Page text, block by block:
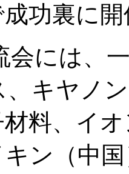
功裏に
会には、
、キヤノ
料、イ
キン（中